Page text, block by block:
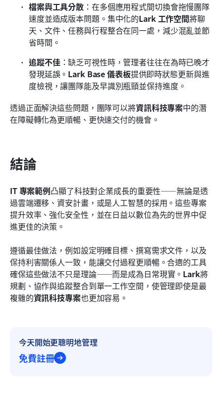
檔案與工具分散 ：在多個應用程式間切換會拖慢團隊
速度並造成版本問題。集中化的Lark 工作空間將聊
天、文件、任務與行程整合在同一處，減少混亂並節
省時間。
追蹤不佳：缺乏可視性時，管理者往往在為時已晚才
發現延誤。 Lark Base 儀表板提供即時狀態更新與進
度檢視，讓團隊能及早識別瓶頸並保持進度。
透過正面解決這些問題，團隊可以將資訊科技專案中的潛
在障礙轉化為更順暢、更快速交付的機會。
結論
IT 專案範例凸顯了科技對企業成長的重要性——無論是透
過雲端遷移、資安計畫，或是人工智慧的採用。這些專案
提升效率、強化安全性，並在日益以數位為先的世界中促
進更佳的決策。
遵循最佳做法，例如設定明確目標、撰寫需求文件，以及
保持利害關係人一致，能讓交付過程更順暢。合適的工具
確保這些做法不只是理論——而是成為日常現實。 Lark將
規劃、協作與追蹤整合到單一工作空間，使管理即使是最
複雜的資訊科技專案也更加容易。
今天開始更聰明地管理
免費註冊